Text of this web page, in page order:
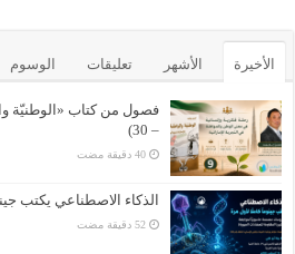
الأخيرة الأشهر تعليقات الوسوم
– 30)
الذكاء الاصطناعي يكتب